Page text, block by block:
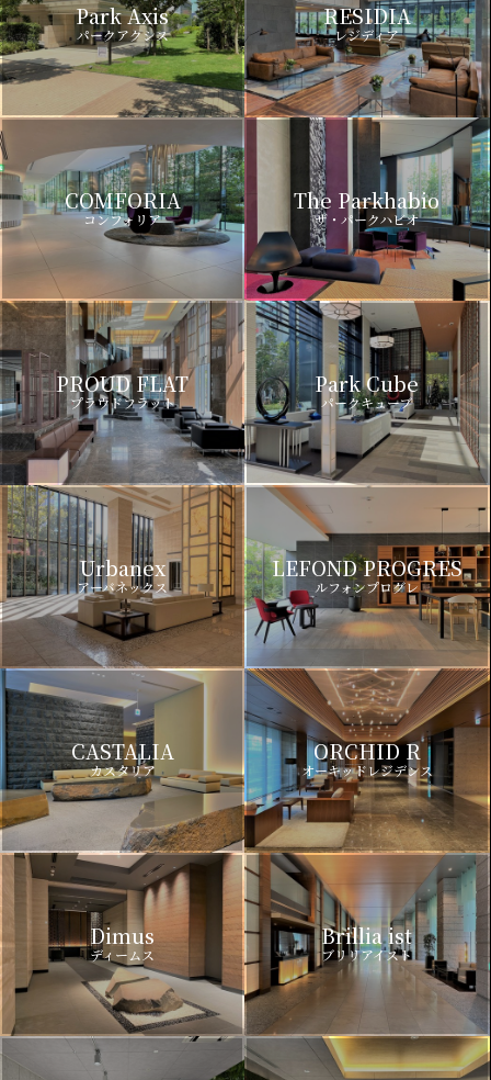
Park Axis
パークアクシス
RESIDIA
レジディア
COMFORIA
コンフォリア
The Parkhabio
ザ・パークハビオ
PROUD FLAT
プラウドフラット
Park Cube
パークキューブ
Urbanex
アーバネックス
LEFOND PROGRES
ルフォンプログレ
CASTALIA
カスタリア
ORCHID R
オーキッドレジデンス
Dimus
ディームス
Brillia ist
ブリリアイスト